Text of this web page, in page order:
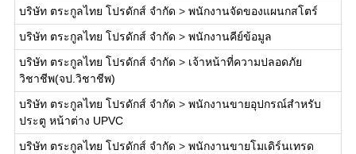
บริษัท ตระกูลไทย โปรดักส์ จำกัด > พนักงานจัดของแผนกสโตร์
บริษัท ตระกูลไทย โปรดักส์ จำกัด > พนักงานคีย์ข้อมูล
บริษัท ตระกูลไทย โปรดักส์ จำกัด > เจ้าหน้าที่ความปลอดภัย
วิชาชีพ(จป.วิชาชีพ)
บริษัท ตระกูลไทย โปรดักส์ จำกัด > พนักงานขายอุปกรณ์สำหรับ
ประตู หน้าต่าง UPVC
บริษัท ตระกูลไทย โปรดักส์ จำกัด > พนักงานขายโมเดิร์นเทรด